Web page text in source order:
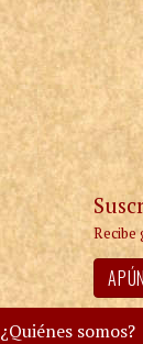
¿Quiénes somos?